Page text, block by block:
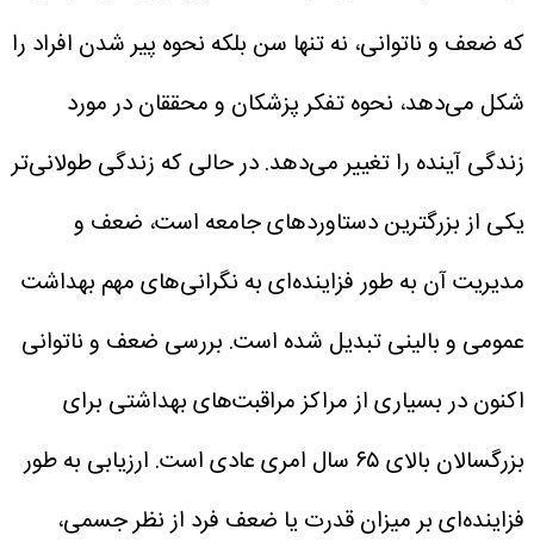
که ضعف و ناتوانی، نه تنها سن بلکه نحوه پیر شدن افراد را
شکل می‌دهد، نحوه تفکر پزشکان و محققان در مورد
زندگی آینده را تغییر می‌دهد.در حالی که زندگی طولانی‌تر
یکی از بزرگترین دستاوردهای جامعه است، ضعف و
مدیریت آن به طور فزاینده‌ای به نگرانی‌های مهم بهداشت
عمومی و بالینی تبدیل شده است. بررسی ضعف و ناتوانی
اکنون در بسیاری از مراکز مراقبت‌های بهداشتی برای
بزرگسالان بالای ۶۵ سال امری عادی است. ارزیابی به طور
فزاینده‌ای بر میزان قدرت یا ضعف فرد از نظر جسمی،